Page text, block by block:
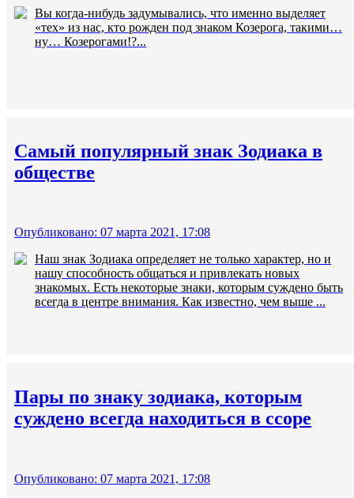
Вы когда-нибудь задумывались, что именно выделяет
«тех» из нас, кто рожден под знаком Козерога, такими…
ну… Козерогами!?...
Самый популярный знак Зодиака в
обществе
Опубликовано: 07 марта 2021, 17:08
Наш знак Зодиака определяет не только характер, но и
нашу способность общаться и привлекать новых
знакомых. Есть некоторые знаки, которым суждено быть
всегда в центре внимания. Как известно, чем выше ...
Пары по знаку зодиака, которым
суждено всегда находиться в ссоре
Опубликовано: 07 марта 2021, 17:08